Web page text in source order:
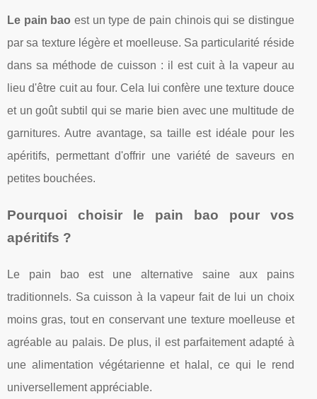
Le pain bao est un type de pain chinois qui se distingue
par sa texture légère et moelleuse. Sa particularité réside
dans sa méthode de cuisson : il est cuit à la vapeur au
lieu d'être cuit au four. Cela lui confère une texture douce
et un goût subtil qui se marie bien avec une multitude de
garnitures. Autre avantage, sa taille est idéale pour les
apéritifs, permettant d'offrir une variété de saveurs en
petites bouchées.
Pourquoi choisir le pain bao pour vos
apéritifs ?
Le pain bao est une alternative saine aux pains
traditionnels. Sa cuisson à la vapeur fait de lui un choix
moins gras, tout en conservant une texture moelleuse et
agréable au palais. De plus, il est parfaitement adapté à
une alimentation végétarienne et halal, ce qui le rend
universellement appréciable.